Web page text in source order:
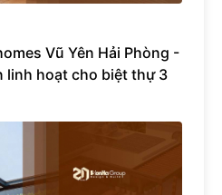
Vũ Yên Hải Phòng -
linh hoạt cho biệt thự 3